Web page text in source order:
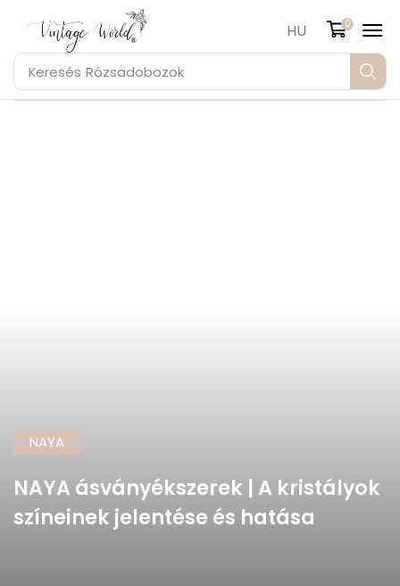
Keresés Rózsadobozok
HU 0
NAYA
NAYA ásványékszerek | A kristályok
színeinek jelentése és hatása